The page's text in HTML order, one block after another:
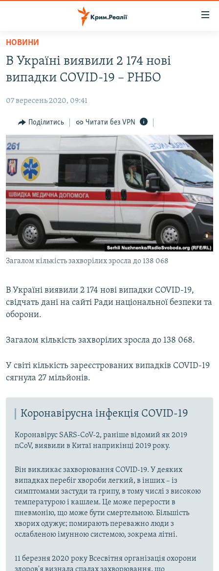
Перейти
основного
матеріалу
до
навігації
Перейти
до
пошуку
ВОДА.КРИМ
ПОЛІТИКА
БЛОГИ
ПОГЛЯД
ІНТЕРВ'Ю
ВСЕ ЗА ДЕНЬ
СПЕЦПРОЕКТИ
ДЕПОРТАЦІЯ
ВІДЕОУРОКИ «ELIFBE»
СВІДЧЕННЯ ОКУПАЦІЇ
УКРАЇНСЬКА ПРОБЛЕМА КРИМУ
ЯК ОБІЙТИ БЛОКУВАННЯ
Русский
Qırımtatar
НОВИНИ
В Україні виявили 2 174 нові
випадки COVID-19 – РНБО
07 вересень 2020, 09:41
Поділитись Читати без VPN
Загалом кількість захворілих зросла до 138 068
В Україні виявили 2 174 нові випадки COVID-19,
свідчать дані на сайті Ради національної безпеки та
оборони.
Загалом кількість захворілих зросла до 138 068.
У світі кількість зареєстрованих випадків COVID-19
сягнула 27 мільйонів.
Коронавірусна інфекція COVID-19
Коронавірус SARS-CoV-2, раніше відомий як 2019
nCoV, виявили в Китаї наприкінці 2019 року.
Він викликає захворювання COVID-19. У деяких
випадках перебіг хвороби легкий, в інших – із
симптомами застуди та грипу, в тому числі з високою
температурою і кашлем. Це може перерости в
пневмонію, що може бути смертельною. Більшість
хворих одужує; помирають переважно люди з
ослабленою імунною системою, зокрема літні.
11 березня 2020 року Всесвітня організація охорони